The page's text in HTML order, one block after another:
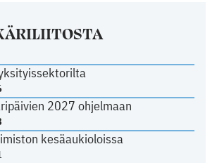
2027 ohjelmaan
kesäaukioloissa